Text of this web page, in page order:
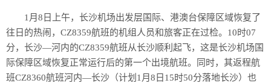
1月8日上午，长沙机场出发层国际、港澳台保障区域恢复了
往日的热闹，CZ8359航班的机组人员和旅客正在过检。10时07
分，长沙—河内的CZ8359航班从长沙顺利起飞，这是长沙机场国
际保障区域恢复正常运行后的第一个出境航班。同时，其返程航
班CZ8360航班河内—长沙（计划1月8日15时50分落地长沙）也